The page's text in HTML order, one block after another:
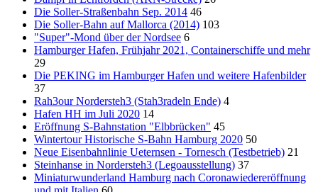
Die Soller-Straßenbahn Sep. 2014 46
Die Soller-Bahn auf Mallorca (2014) 103
"Super"-Mond über der Nordsee 6
Hamburger Hafen, Frühjahr 2021, Containerschiffe und mehr
29
Die PEKING im Hamburger Hafen und weitere Hafenbilder
37
Rah3our Nordersteh3 (Stah3radeln Ende) 4
Hafen HH im Juli 2020 14
Eröffnung S-Bahnstation "Elbbrücken" 45
Wintertour Historische S-Bahn Hamburg 2020 50
Neue Eisenbahnlinie Ueternsen - Tornesch (Testbetrieb) 21
Steinhanse in Nordersteh3 (Legoausstellung) 37
Miniaturwunderland Hamburg nach Coronawiedereröffnung